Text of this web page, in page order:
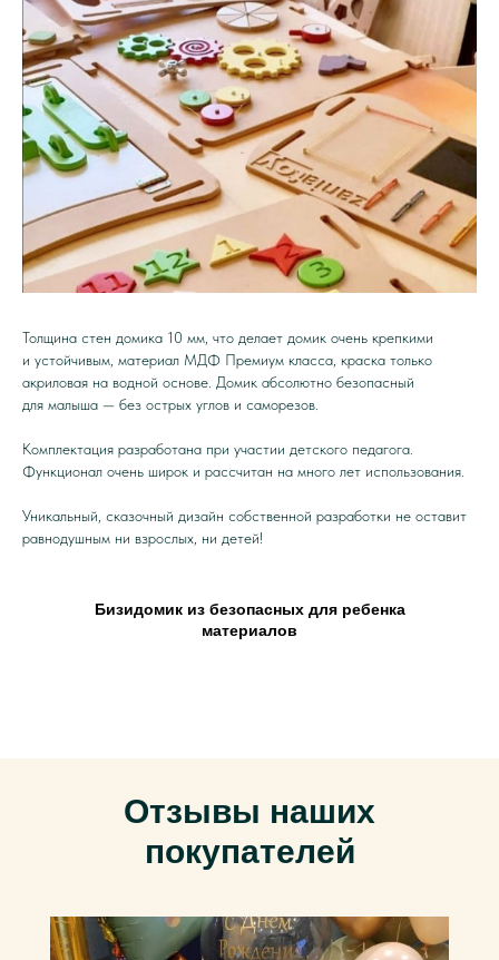
Толщина стен домика 10 мм, что делает домик очень крепкими
и устойчивым, материал МДФ Премиум класса, краска только
акриловая на водной основе. Домик абсолютно безопасный
для малыша — без острых углов и саморезов.
Комплектация разработана при участии детского педагога.
Функционал очень широк и рассчитан на много лет использования.
Уникальный, сказочный дизайн собственной разработки не оставит
равнодушным ни взрослых, ни детей!
Бизидомик из безопасных для ребенка
материалов
Отзывы наших
покупателей